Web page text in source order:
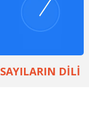
SAYILARIN DİLİ